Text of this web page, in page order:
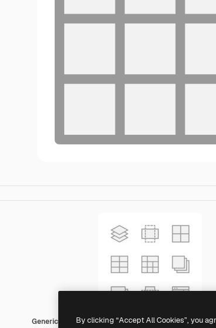
Generic Grey By clicking “Accept All Cookies”, you